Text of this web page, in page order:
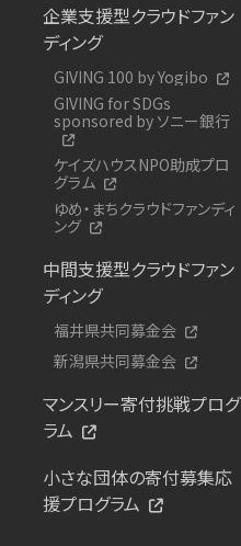
企業支援型クラウドファン
ディング
GIVING 100 by Yogibo
GIVING for SDGs
sponsored by ソニー銀行
ケイズハウスNPO助成プロ
グラム
ゆめ・まちクラウドファンディ
ング
中間支援型クラウドファン
ディング
福井県共同募金会
新潟県共同募金会
マンスリー寄付挑戦プログ
ラム
小さな団体の寄付募集応
援プログラム